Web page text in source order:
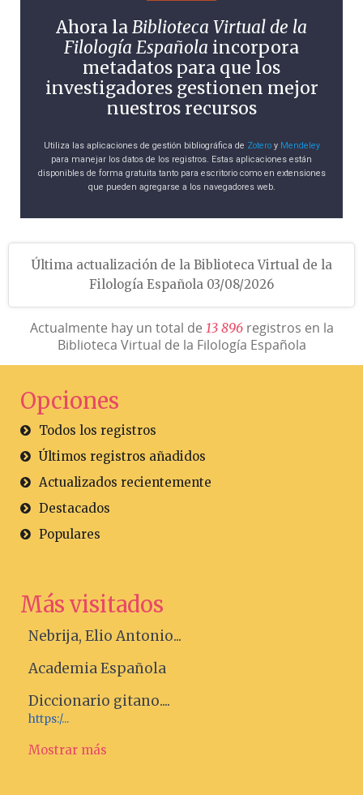
Ahora laBiblioteca Virtual de la
Filología Española incorpora
metadatos para que los
investigadores gestionen mejor
nuestros recursos
Utiliza las aplicaciones de gestión bibliográfica de Zoteroy Mendeley
para manejar los datos de los registros. Estas aplicaciones están
disponibles de forma gratuita tanto para escritorio como en extensiones
que pueden agregarse a los navegadores web.
Última actualización de la Biblioteca Virtual de la
Filología Española 03/08/2026
Actualmente hay un total de 13 896registros en la
Biblioteca Virtual de la Filología Española
Opciones
Todos los registros
Últimos registros añadidos
Actualizados recientemente
Destacados
Populares
Más visitados
Nebrija, Elio Antonio...
Academia Española
Diccionario gitano....
https:/...
Mostrar más